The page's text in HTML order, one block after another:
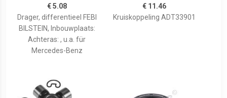
€ 5.08
Drager, differentieel FEBI
BILSTEIN, Inbouwplaats:
Achteras: , u.a. für
Mercedes-Benz
€ 11.46
Kruiskoppeling ADT33901